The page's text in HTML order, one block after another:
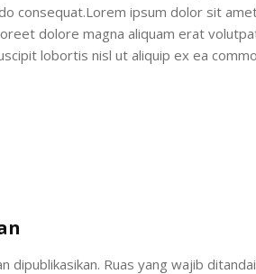
consequat.Lorem ipsum dolor sit
dolore magna aliquam erat
lobortis nisl ut aliquip ex ea
dipublikasikan. Ruas yang wajib ditandai